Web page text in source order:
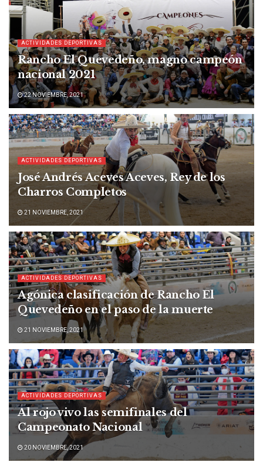
ACTIVIDADES DEPORTIVAS
Rancho El Quevedeño, magno campeón
nacional 2021
22 NOVIEMBRE, 2021
ACTIVIDADES DEPORTIVAS
José Andrés Aceves Aceves, Rey de los
Charros Completos
21 NOVIEMBRE, 2021
ACTIVIDADES DEPORTIVAS
Agónica clasificación de Rancho El
Quevedeño en el paso de la muerte
21 NOVIEMBRE, 2021
ACTIVIDADES DEPORTIVAS
Al rojo vivo las semifinales del
Campeonato Nacional
20 NOVIEMBRE, 2021